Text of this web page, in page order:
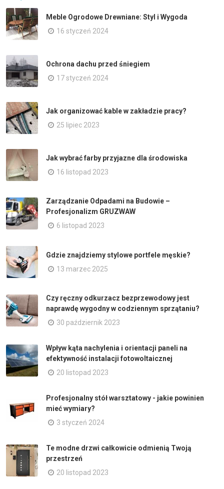
Meble Ogrodowe Drewniane: Styl i Wygoda
16 styczeń 2024
Ochrona dachu przed śniegiem
17 styczeń 2024
Jak organizować kable w zakładzie pracy?
25 lipiec 2023
Jak wybrać farby przyjazne dla środowiska
16 listopad 2023
Zarządzanie Odpadami na Budowie –
Profesjonalizm GRUZWAW
6 listopad 2023
Gdzie znajdziemy stylowe portfele męskie?
13 marzec 2025
Czy ręczny odkurzacz bezprzewodowy jest
naprawdę wygodny w codziennym sprzątaniu?
30 październik 2023
Wpływ kąta nachylenia i orientacji paneli na
efektywność instalacji fotowoltaicznej
20 listopad 2023
Profesjonalny stół warsztatowy - jakie powinien
mieć wymiary?
3 styczeń 2024
Te modne drzwi całkowicie odmienią Twoją
przestrzeń
20 listopad 2023